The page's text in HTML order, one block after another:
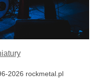
2026 rockmetal.pl